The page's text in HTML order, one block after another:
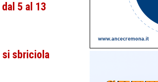
5 al 13
si sbriciola